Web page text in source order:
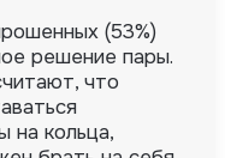
(53%)
решение пары.
что
на кольца,